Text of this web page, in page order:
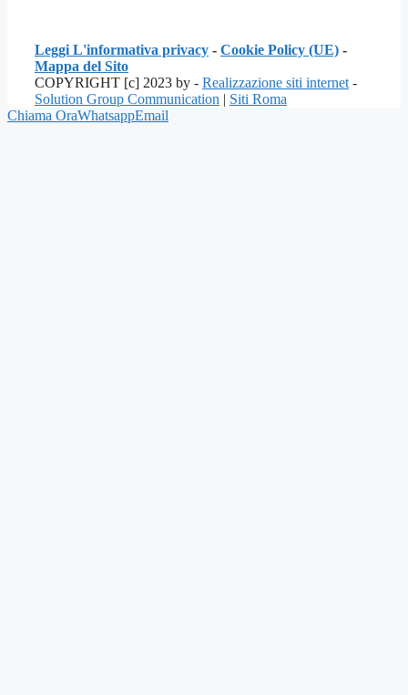
Leggi L'informativa privacy - Cookie Policy (UE) -
Mappa del Sito
COPYRIGHT [c] 2023 by - Realizzazione siti internet -
Solution Group Communication | Siti Roma
Chiama OraWhatsappEmail